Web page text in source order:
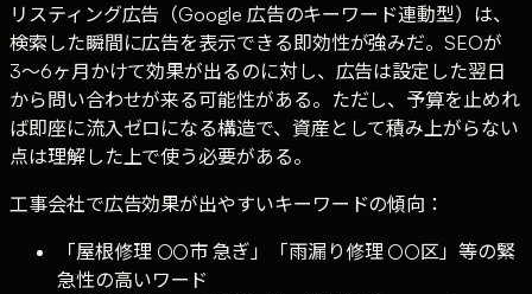
リスティング広告（Google 広告のキーワード連動型）は、
検索した瞬間に広告を表示できる即効性が強みだ。SEOが
3〜6ヶ月かけて効果が出るのに対し、広告は設定した翌日
から問い合わせが来る可能性がある。ただし、予算を止めれ
ば即座に流入ゼロになる構造で、資産として積み上がらない
点は理解した上で使う必要がある。
工事会社で広告効果が出やすいキーワードの傾向：
「屋根修理 ○○市 急ぎ」「雨漏り修理 ○○区」等の緊
急性の高いワード